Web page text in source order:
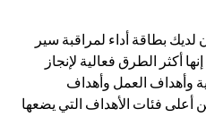
بطاقة أداء لمراقبة سير
أكثر الطرق فعالية لإنجاز
وأهداف العمل وأهداف
أعلى فئات الأهداف التي يضعها